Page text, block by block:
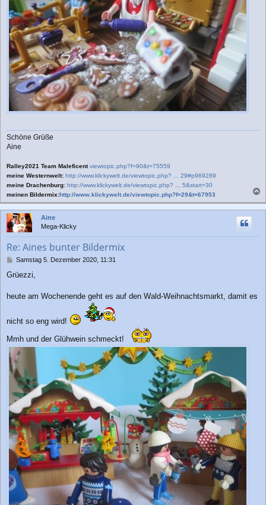
Schöne Grüße
Aine
Ralley2021 Team Maleficent viewtopic.php?f=90&t=75559
meine Westernwelt: http://www.klickywelt.de/viewtopic.php? ... 29#p969289
meine Drachenburg: http://www.klickywelt.de/viewtopic.php? ... 5&start=30
meinen Bildermix:http://www.klickywelt.de/viewtopic.php?f=29&t=67953
a
c
Aine
Mega-Klicky
Re: Aines bunter Bildermix
B
i
r
Samstag 5. Dezember 2020, 11:31
Grüezzi,
heute am Wochenende geht es auf den Wald-Weihnachtsmarkt, damit es
nicht so eng wird!
Mmh und der Glühwein schmeckt!